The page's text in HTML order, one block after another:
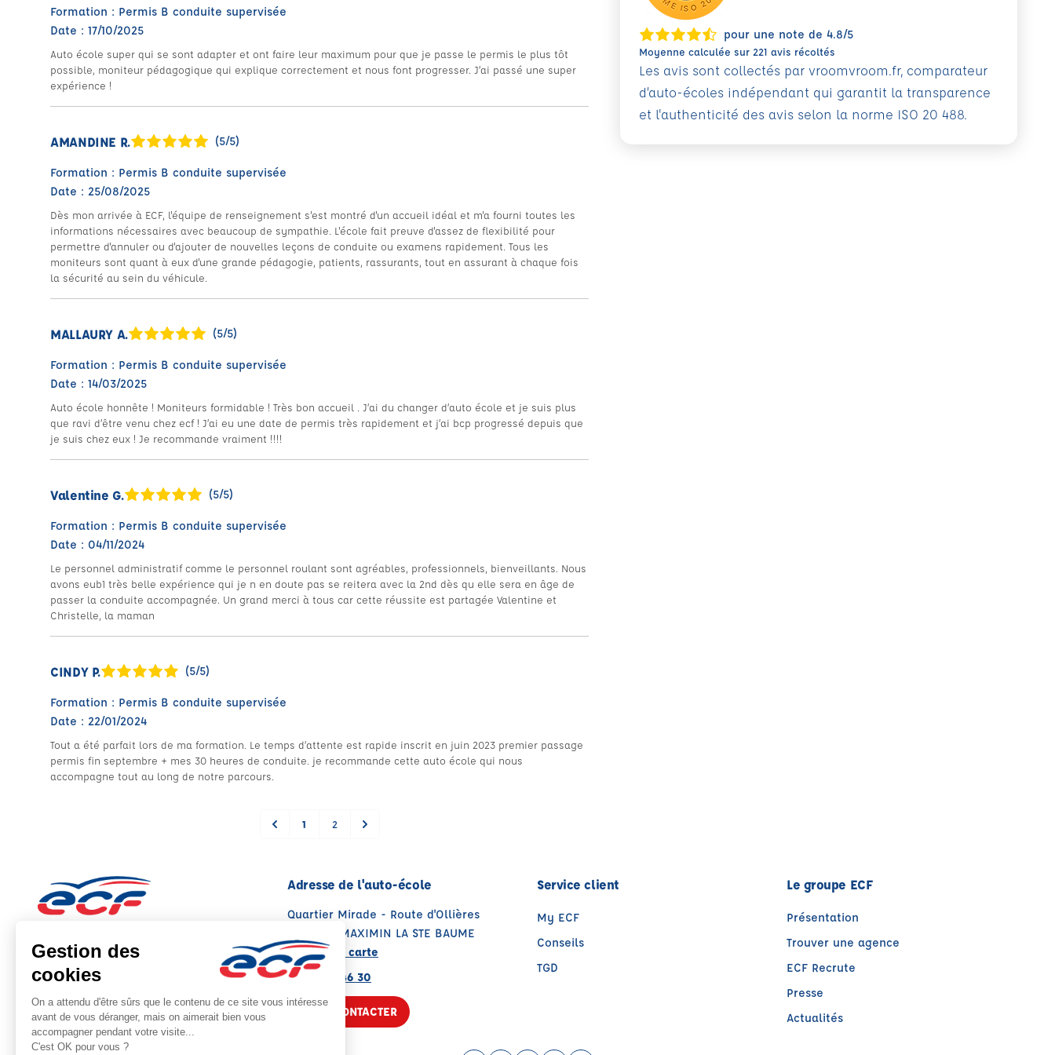
Formation : Permis B conduite supervisée
Date : 17/10/2025
Auto école super qui se sont adapter et ont faire leur maximum pour que je passe le permis le plus tôt
possible, moniteur pédagogique qui explique correctement et nous font progresser. J’ai passé une super
expérience !
AMANDINE R. (5/5)
Formation : Permis B conduite supervisée
Date : 25/08/2025
Dès mon arrivée à ECF, l'équipe de renseignement s'est montré d'un accueil idéal et m'a fourni toutes les
informations nécessaires avec beaucoup de sympathie. L'école fait preuve d'assez de flexibilité pour
permettre d'annuler ou d'ajouter de nouvelles leçons de conduite ou examens rapidement. Tous les
moniteurs sont quant à eux d'une grande pédagogie, patients, rassurants, tout en assurant à chaque fois
la sécurité au sein du véhicule.
MALLAURY A. (5/5)
Formation : Permis B conduite supervisée
Date : 14/03/2025
Auto école honnête ! Moniteurs formidable ! Très bon accueil . J’ai du changer d’auto école et je suis plus
que ravi d’être venu chez ecf ! J’ai eu une date de permis très rapidement et j’ai bcp progressé depuis que
je suis chez eux ! Je recommande vraiment !!!!
Valentine G. (5/5)
Formation : Permis B conduite supervisée
Date : 04/11/2024
Le personnel administratif comme le personnel roulant sont agréables, professionnels, bienveillants. Nous
avons eub1 très belle expérience qui je n en doute pas se reitera avec la 2nd dès qu elle sera en âge de
passer la conduite accompagnée. Un grand merci à tous car cette réussite est partagée Valentine et
Christelle, la maman
CINDY P. (5/5)
Formation : Permis B conduite supervisée
Date : 22/01/2024
Tout a été parfait lors de ma formation. Le temps d’attente est rapide inscrit en juin 2023 premier passage
permis fin septembre + mes 30 heures de conduite. je recommande cette auto école qui nous
accompagne tout au long de notre parcours.
1 2
pour une note de 4.8/5
Moyenne calculée sur 221 avis récoltés
Les avis sont collectés par vroomvroom.fr, comparateur
d’auto-écoles indépendant qui garantit la transparence
et l'authenticité des avis selon la norme ISO 20 488.
Note : 4.8/5
Moyenne calculée sur 221 avis
Adresse de l'auto-école
Quartier Mirade - Route d'Ollières
83470 ST MAXIMIN LA STE BAUME
Voir sur la carte
04 94 59 46 30
NOUS CONTACTER
Service client
My ECF
Conseils
TGD
Le groupe ECF
Présentation
Trouver une agence
ECF Recrute
Presse
Actualités